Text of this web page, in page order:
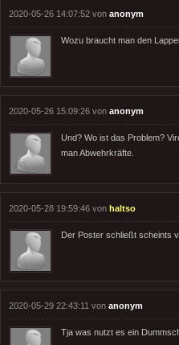
2020-05-26 14:07:52 von anonym
Wozu braucht man den
2020-05-26 15:09:26 von anonym
Und? Wo ist das Problem?
man Abwehrkräfte.
2020-05-28 19:59:46 von haltso
Der Poster schließt scheints
2020-05-29 22:43:11 von anonym
Tja was nutzt es ein